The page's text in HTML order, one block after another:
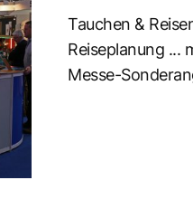
Tauchen &
Reiseplanung ...
Messe-